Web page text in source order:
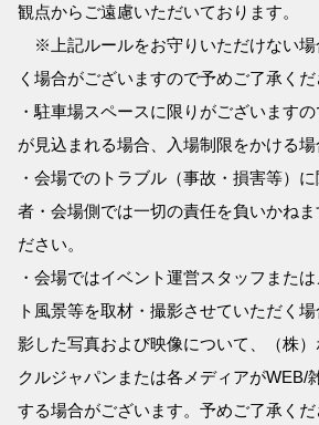
観点からご遠慮いただいております。
※上記ルールをお守りいただけない場
く場合がございますので予めご了承くだ
・駐車場スペースに限りがございます
が見込まれる場合、入場制限をかける場
・会場でのトラブル（事故・損害等）
者・会場側では一切の責任を負いかねま
ださい。
・会場ではイベント運営スタッフまた
ト風景等を取材・撮影させていただく
影した写真および映像について、（株
クルジャパンまたは各メディアがWEB/
する場合がございます。予めご了承くだ